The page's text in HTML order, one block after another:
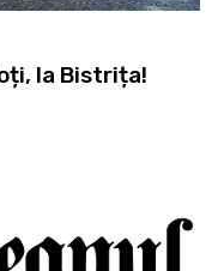
la Bistrița!